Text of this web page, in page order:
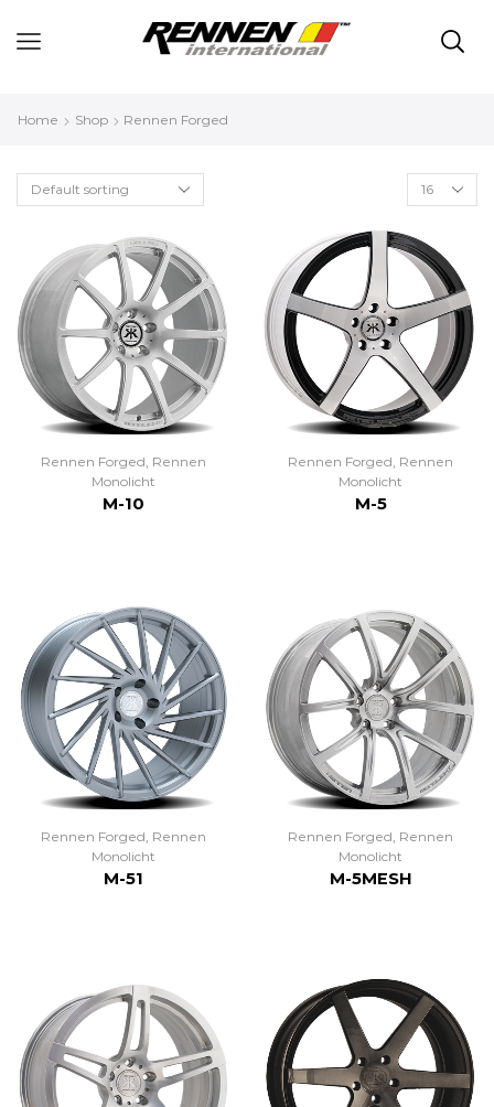
Home Shop Rennen Forged
Rennen Forged Rennen
Monolicht
M-10
Rennen Forged Rennen
Monolicht
M-5
Rennen Forged, Rennen
Monolicht
M-51
Rennen Forged, Rennen
Monolicht
M-5MESH